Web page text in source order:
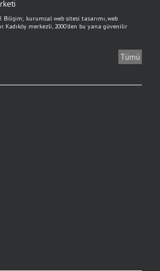
Bilişim; kurumsal web sitesi tasarımı, web
Kadıköy merkezli, 2000'den bu yana güvenilir
ile tahsilat yapmak
ile 7 / 24 internet olan her yerde tahsilat
hizmetler üreten İNTER GLOBAL
tamamlanmıştır.
Tümü